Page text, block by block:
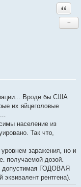
−
Вроде бы США
их яйцеголовые
население из
Так что,
заражения, но и
получаемой дозой.
допустимая ГОДОВАЯ
рентгена).